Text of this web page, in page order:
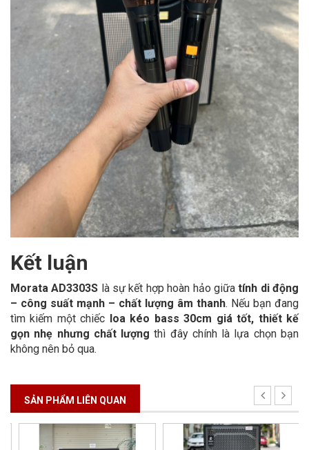
Kết luận
Morata AD3303S là sự kết hợp hoàn hảo giữatính di động
– công suất mạnh – chất lượng âm thanh. Nếu bạn đang
tìm kiếm một chiếc
loa kéo bass 30cm giá tốt, thiết kế
gọn nhẹ nhưng chất lượng thì đây chính là lựa chọn bạn
không nên bỏ qua.
SẢN PHẨM LIÊN QUAN